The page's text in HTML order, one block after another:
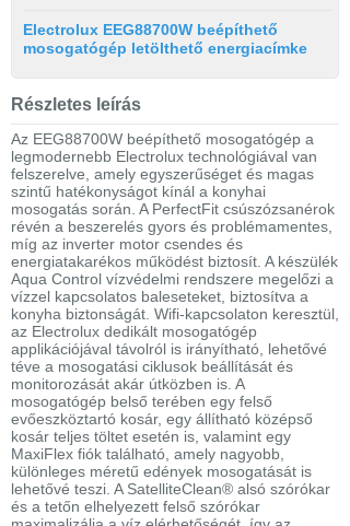
Electrolux EEG88700W beépíthető
mosogatógép letölthető energiacímke
Részletes leírás
Az EEG88700W beépíthető mosogatógép a
legmodernebb Electrolux technológiával van
felszerelve, amely egyszerűséget és magas
szintű hatékonyságot kínál a konyhai
mosogatás során. A PerfectFit csúszózsanérok
révén a beszerelés gyors és problémamentes,
míg az inverter motor csendes és
energiatakarékos működést biztosít. A készülék
Aqua Control vízvédelmi rendszere megelőzi a
vízzel kapcsolatos baleseteket, biztosítva a
konyha biztonságát. Wifi-kapcsolaton keresztül,
az Electrolux dedikált mosogatógép
applikációjával távolról is irányítható, lehetővé
téve a mosogatási ciklusok beállítását és
monitorozását akár útközben is. A
mosogatógép belső terében egy felső
evőeszköztartó kosár, egy állítható középső
kosár teljes töltet esetén is, valamint egy
MaxiFlex fiók található, amely nagyobb,
különleges méretű edények mosogatását is
lehetővé teszi. A SatelliteClean® alsó szórókar
és a tetőn elhelyezett felső szórókar